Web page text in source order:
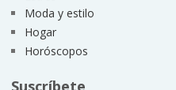
Moda y estilo
Hogar
Horóscopos
Suscríbete